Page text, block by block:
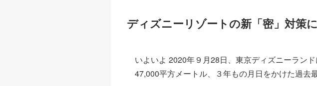
ディズニーリゾートの新「密」対策
いよいよ 2020年９月28日、東京ディズニーラン
47,000平方メートル、３年もの月日をかけた過去